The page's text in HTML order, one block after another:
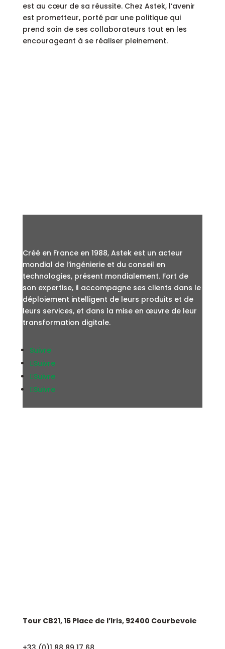
est au cœur de sa réussite. Chez Astek, l’avenir
est prometteur, porté par une politique qui
prend soin de ses collaborateurs tout en les
encourageant à se réaliser pleinement.
Créé en France en 1988, Astek est un acteur
mondial de l’ingénierie et du conseil en
technologies, présent mondialement. Fort de
son expertise, il accompagne ses clients dans le
déploiement intelligent de leurs produits et de
leurs services, et dans la mise en œuvre de leur
transformation digitale.
Suivre
Suivre
Suivre
Suivre
Tour CB21, 16 Place de l’Iris, 92400 Courbevoie